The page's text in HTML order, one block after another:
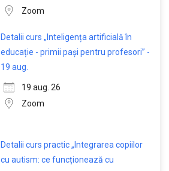
Zoom
Detalii curs „Inteligența artificială în
educație - primii pași pentru profesori” -
19 aug.
19 aug. 26
Zoom
Detalii curs practic „Integrarea copiilor
cu autism: ce funcționează cu